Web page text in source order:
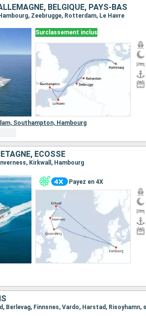
BELGIQUE, PAYS-BAS
Zeebrugge, Rotterdam, Le Havre
Surclassement inclus
Southampton, Hambourg
ECOSSE
Kirkwall, Hambourg
Payez en 4X